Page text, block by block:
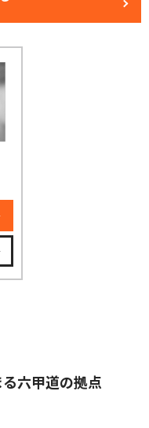
六甲道の拠点